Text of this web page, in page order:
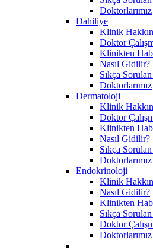
Doktorlarımız
Dahiliye
Klinik
Doktor
Klinikten
Nasıl Gidilir?
Sıkça
Doktorlarımız
Dermatoloji
Klinik
Doktor
Klinikten
Nasıl Gidilir?
Sıkça
Doktorlarımız
Endokrinoloji
Klinik
Nasıl Gidilir?
Klinikten
Sıkça
Doktor
Doktorlarımız